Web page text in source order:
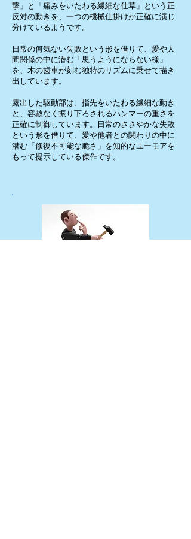
撃」と「痛みをいたわる繊細な仕草」という正
反対の動きを、一つの機械仕掛けが正確に演じ
分けているようです。
日常の何気ない失敗という形を借りて、愛や人
間関係の中に潜む「思うようにならない様」
を、木の歯車が刻む独特のリズムに乗せて描き
出しています。
露出した駆動部は、指先をいたわる繊細な動き
と、容赦なく振り下ろされるハンマーの重さを
正確に制御しています。日常のささやかな失敗
という形を借りて、愛や他者との関わりの中に
潜む「修復不可能な脆さ」を知的なユーモアを
もって提示している傑作です。